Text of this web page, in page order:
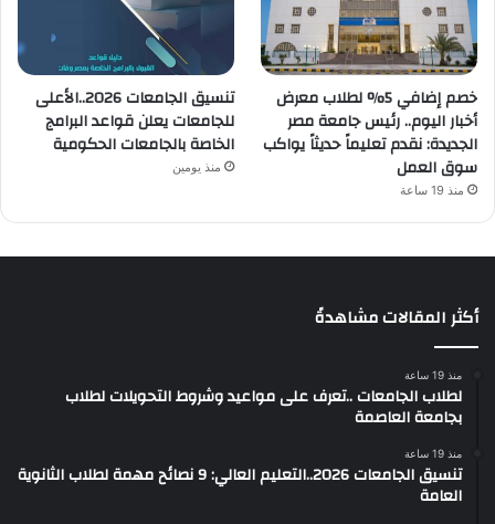
خصم إضافي 5% لطلاب معرض
أخبار اليوم.. رئيس جامعة مصر
الجديدة: نقدم تعليماً حديثاً يواكب
سوق العمل
منذ 19 ساعة
تنسيق الجامعات 2026..الأعلى
للجامعات يعلن قواعد البرامج
الخاصة بالجامعات الحكومية
منذ يومين
أكثر المقالات مشاهدةً
منذ 19 ساعة
لطلاب الجامعات ..تعرف على مواعيد وشروط التحويلات لطلاب
بجامعة العاصمة
منذ 19 ساعة
تنسيق الجامعات 2026..التعليم العالي: 9 نصائح مهمة لطلاب الثانوية
العامة